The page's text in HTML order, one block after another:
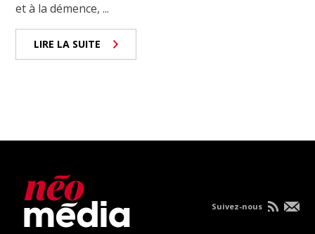
et à la démence, ...
LIRE LA SUITE
Suivez-nous